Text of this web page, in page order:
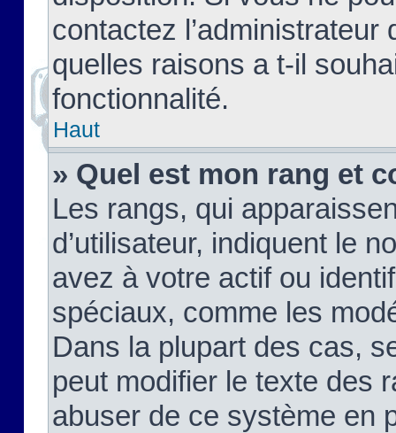
contactez
quelles raisons a t-il
fonctionnalité.
Haut
» Quel est mon rang et
Les rangs, qui
d’utilisateur, indiquent le
avez à votre actif ou
spéciaux, comme les
Dans la plupart des cas,
peut modifier le texte des
abuser de ce système en